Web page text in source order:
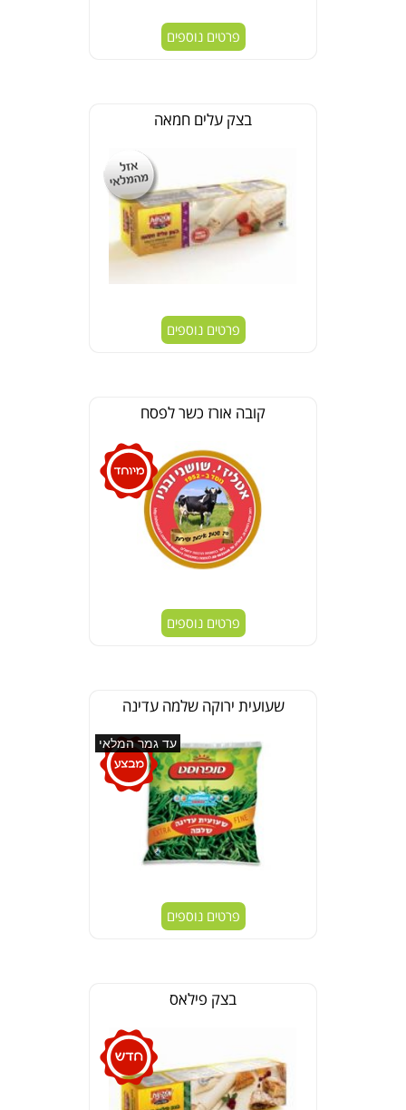
פרטים נוספים
בצק עלים חמאה
פרטים נוספים
קובה אורז כשר לפסח
פרטים נוספים
שעועית ירוקה שלמה עדינה
עד גמר המלאי
פרטים נוספים
בצק פילאס